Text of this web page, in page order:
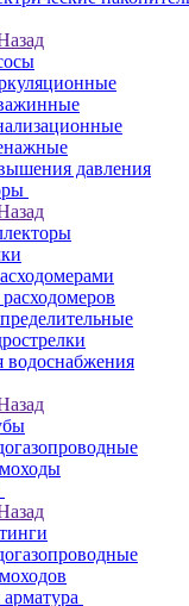
давления
расходомеров
водоснабжения